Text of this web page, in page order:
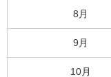
8月
9月
10月